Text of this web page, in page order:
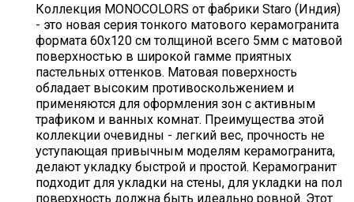
Коллекция MONOCOLORS от фабрики Staro (Индия)
- это новая серия тонкого матового керамогранита
формата 60х120 см толщиной всего 5мм с матовой
поверхностью в широкой гамме приятных
пастельных оттенков. Матовая поверхность
обладает высоким противоскольжением и
применяются для оформления зон с активным
трафиком и ванных комнат. Преимущества этой
коллекции очевидны - легкий вес, прочность не
уступающая привычным моделям керамогранита,
делают укладку быстрой и простой. Керамогранит
подходит для укладки на стены, для укладки на пол
поверхность должна быть идеально ровной. Этот